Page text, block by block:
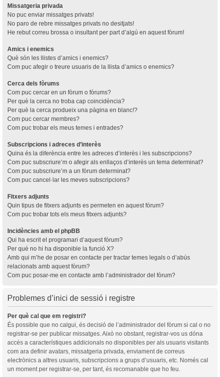
Missatgeria privada
No puc enviar missatges privats!
No paro de rebre missatges privats no desitjats!
He rebut correu brossa o insultant per part d’algú en aquest fòrum!
Amics i enemics
Què són les llistes d’amics i enemics?
Com puc afegir o treure usuaris de la llista d’amics o enemics?
Cerca dels fòrums
Com puc cercar en un fòrum o fòrums?
Per què la cerca no troba cap coincidència?
Per què la cerca produeix una pàgina en blanc!?
Com puc cercar membres?
Com puc trobar els meus temes i entrades?
Subscripcions i adreces d’interès
Quina és la diferència entre les adreces d’interès i les subscripcions?
Com puc subscriure’m o afegir als enllaços d’interès un tema determinat?
Com puc subscriure’m a un fòrum determinat?
Com puc cancel·lar les meves subscripcions?
Fitxers adjunts
Quin tipus de fitxers adjunts es permeten en aquest fòrum?
Com puc trobar tots els meus fitxers adjunts?
Incidències amb el phpBB
Qui ha escrit el programari d’aquest fòrum?
Per què no hi ha disponible la funció X?
Amb qui m’he de posar en contacte per tractar temes legals o d’abús
relacionats amb aquest fòrum?
Com puc posar-me en contacte amb l’administrador del fòrum?
Problemes d’inici de sessió i registre
Per què cal que em registri?
És possible que no calgui, és decisió de l’administrador del fòrum si cal o no
registrar-se per publicar missatges. Això no obstant, registrar-vos us dóna
accés a característiques addicionals no disponibles per als usuaris visitants
com ara definir avatars, missatgeria privada, enviament de correus
electrònics a altres usuaris, subscripcions a grups d’usuaris, etc. Només cal
un moment per registrar-se, per tant, és recomanable que ho feu.